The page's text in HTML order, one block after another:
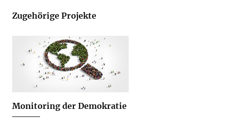
Zugehörige Projekte
Monitoring der Demokratie